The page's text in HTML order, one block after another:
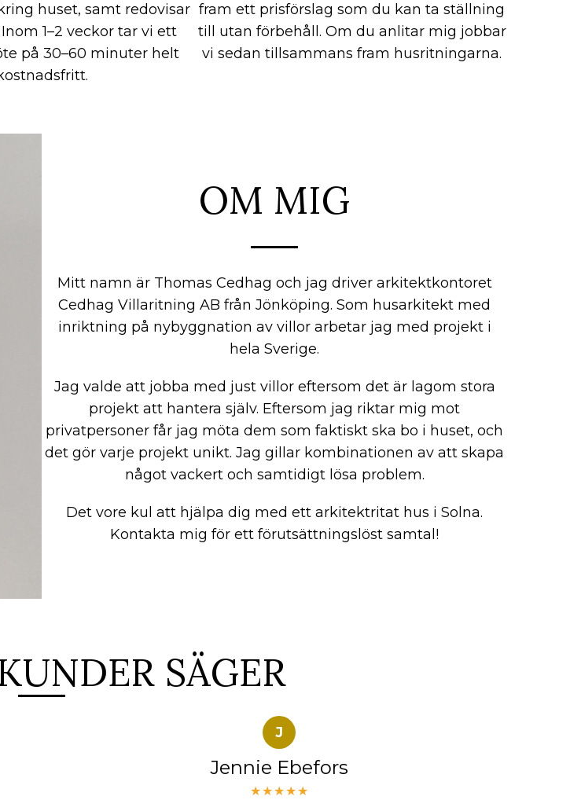
huset, samt redovisar
1–2 veckor tar vi ett
på 30–60 minuter helt
fram ett prisförslag som du kan ta ställning
till utan förbehåll. Om du anlitar mig jobbar
vi sedan tillsammans fram husritningarna.
OM MIG
Mitt namn är Thomas Cedhag och jag driver arkitektkontoret
Cedhag Villaritning AB från Jönköping. Som husarkitekt med
inriktning på nybyggnation av villor arbetar jag med projekt i
hela Sverige.
Jag valde att jobba med just villor eftersom det är lagom stora
projekt att hantera själv. Eftersom jag riktar mig mot
privatpersoner får jag möta dem som faktiskt ska bo i huset, och
det gör varje projekt unikt. Jag gillar kombinationen av att skapa
något vackert och samtidigt lösa problem.
Det vore kul att hjälpa dig med ett arkitektritat hus i Solna.
Kontakta mig för ett förutsättningslöst samtal!
SÄGER
J
Jennie Ebefors
★★★★★